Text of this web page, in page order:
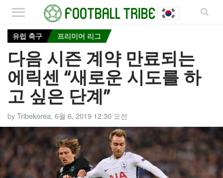
유럽 축구 프리미어 리그
다음 시즌 계약 만료되는
에릭센 “새로운 시도를 하
고 싶은 단계”
byTribekorea, 6월 6, 2019 12:30 오전